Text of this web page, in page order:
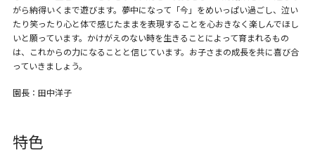
がら納得いくまで遊びます。夢中になって「今」をめいっぱい過ごし、泣い
たり笑ったり心と体で感じたままを表現することを心おきなく楽しんでほし
いと願っています。かけがえのない時を生きることによって育まれるもの
は、これからの力になることと信じています。お子さまの成長を共に喜び合
っていきましょう。
園長：田中洋子
特色